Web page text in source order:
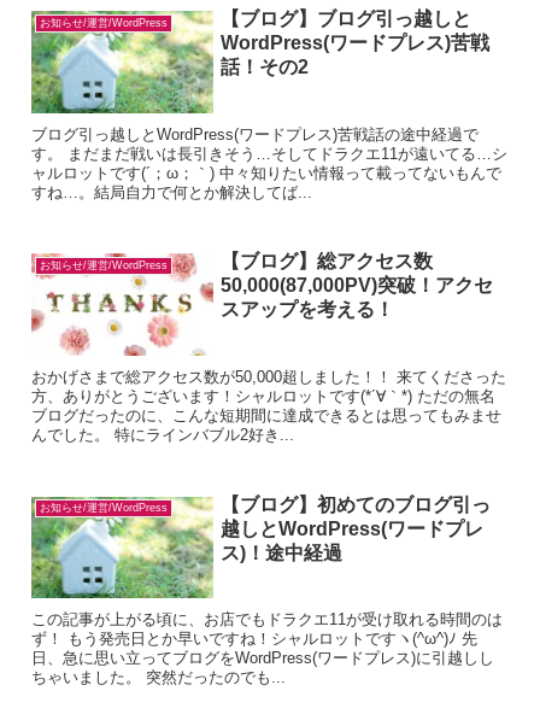
お知らせ/運営/WordPress
【ブログ】ブログ引っ越しと
WordPress(ワードプレス)苦戦
話！その2
ブログ引っ越しとWordPress(ワードプレス)苦戦話の途中経過で
す。 まだまだ戦いは長引きそう…そしてドラクエ11が遠いてる…シ
ャルロットです(´；ω；｀) 中々知りたい情報って載ってないもんで
すね…。結局自力で何とか解決してば...
お知らせ/運営/WordPress
【ブログ】総アクセス数
50,000(87,000PV)突破！アクセ
スアップを考える！
おかげさまで総アクセス数が50,000超しました！！ 来てくださった
方、ありがとうございます！シャルロットです(*´∀｀*) ただの無名
ブログだったのに、こんな短期間に達成できるとは思ってもみませ
んでした。 特にラインバブル2好き...
お知らせ/運営/WordPress
【ブログ】初めてのブログ引っ
越しとWordPress(ワードプレ
ス)！途中経過
この記事が上がる頃に、お店でもドラクエ11が受け取れる時間のは
ず！ もう発売日とか早いですね！シャルロットですヽ(^ω^)ﾉ 先
日、急に思い立ってブログをWordPress(ワードプレス)に引越しし
ちゃいました。 突然だったのでも...